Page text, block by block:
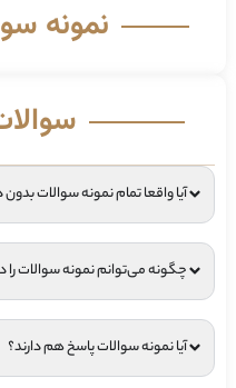
نمونه
آیا واقعا تمام نمونه سوالات
چگونه می‌توانم نمونه سوالات را
آیا نمونه سوالات پاسخ هم دارند؟